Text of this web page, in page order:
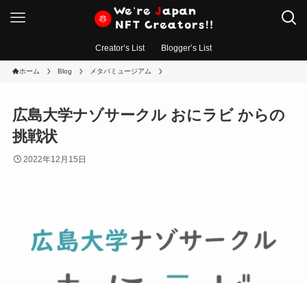
Creator’s List Blogger’s List
ホーム Blog メタバミュージアム
広島大学ナゾサークル おにラビ からの
挑戦状
2022年12月15日